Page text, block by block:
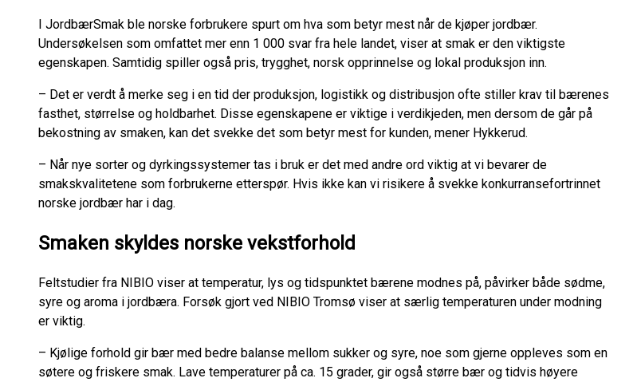
I JordbærSmak ble norske forbrukere spurt om hva som betyr mest når de kjøper jordbær.
Undersøkelsen som omfattet mer enn 1 000 svar fra hele landet, viser at smak er den viktigste
egenskapen. Samtidig spiller også pris, trygghet, norsk opprinnelse og lokal produksjon inn.
– Det er verdt å merke seg i en tid der produksjon, logistikk og distribusjon ofte stiller krav til bærenes
fasthet, størrelse og holdbarhet. Disse egenskapene er viktige i verdikjeden, men dersom de går på
bekostning av smaken, kan det svekke det som betyr mest for kunden, mener Hykkerud.
– Når nye sorter og dyrkingssystemer tas i bruk er det med andre ord viktig at vi bevarer de
smakskvalitetene som forbrukerne etterspør. Hvis ikke kan vi risikere å svekke konkurransefortrinnet
norske jordbær har i dag.
Smaken skyldes norske vekstforhold
Feltstudier fra NIBIO viser at temperatur, lys og tidspunktet bærene modnes på, påvirker både sødme,
syre og aroma i jordbæra. Forsøk gjort ved NIBIO Tromsø viser at særlig temperaturen under modning
er viktig.
– Kjølige forhold gir bær med bedre balanse mellom sukker og syre, noe som gjerne oppleves som en
søtere og friskere smak. Lave temperaturer på ca. 15 grader, gir også større bær og tidvis høyere